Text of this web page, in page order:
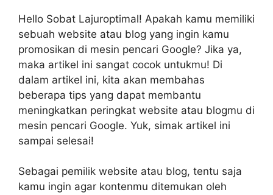
Hello Sobat Lajuroptimal! Apakah kamu memiliki
sebuah website atau blog yang ingin kamu
promosikan di mesin pencari Google? Jika ya,
maka artikel ini sangat cocok untukmu! Di
dalam artikel ini, kita akan membahas
beberapa tips yang dapat membantu
meningkatkan peringkat website atau blogmu di
mesin pencari Google. Yuk, simak artikel ini
sampai selesai!
Sebagai pemilik website atau blog, tentu saja
kamu ingin agar kontenmu ditemukan oleh